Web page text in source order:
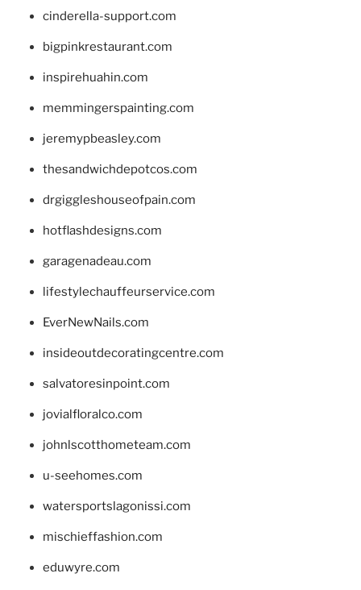
cinderella-support.com
bigpinkrestaurant.com
inspirehuahin.com
memmingerspainting.com
jeremypbeasley.com
thesandwichdepotcos.com
drgiggleshouseofpain.com
hotflashdesigns.com
garagenadeau.com
lifestylechauffeurservice.com
EverNewNails.com
insideoutdecoratingcentre.com
salvatoresinpoint.com
jovialfloralco.com
johnlscotthometeam.com
u-seehomes.com
watersportslagonissi.com
mischieffashion.com
eduwyre.com